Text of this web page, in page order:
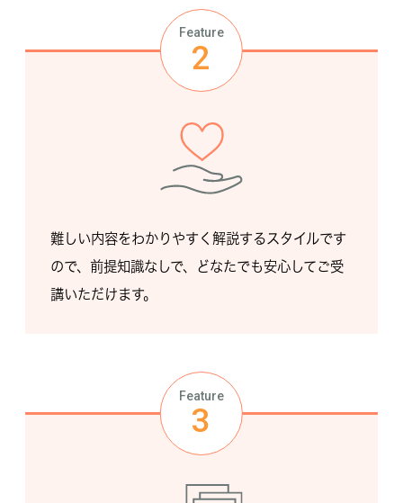
Feature
2
難しい内容をわかりやすく解説するスタイルです
ので、前提知識なしで、どなたでも安心してご受
講いただけます。
Feature
3